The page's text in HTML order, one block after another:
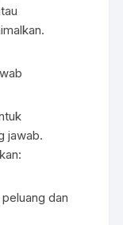
jawab.
dan